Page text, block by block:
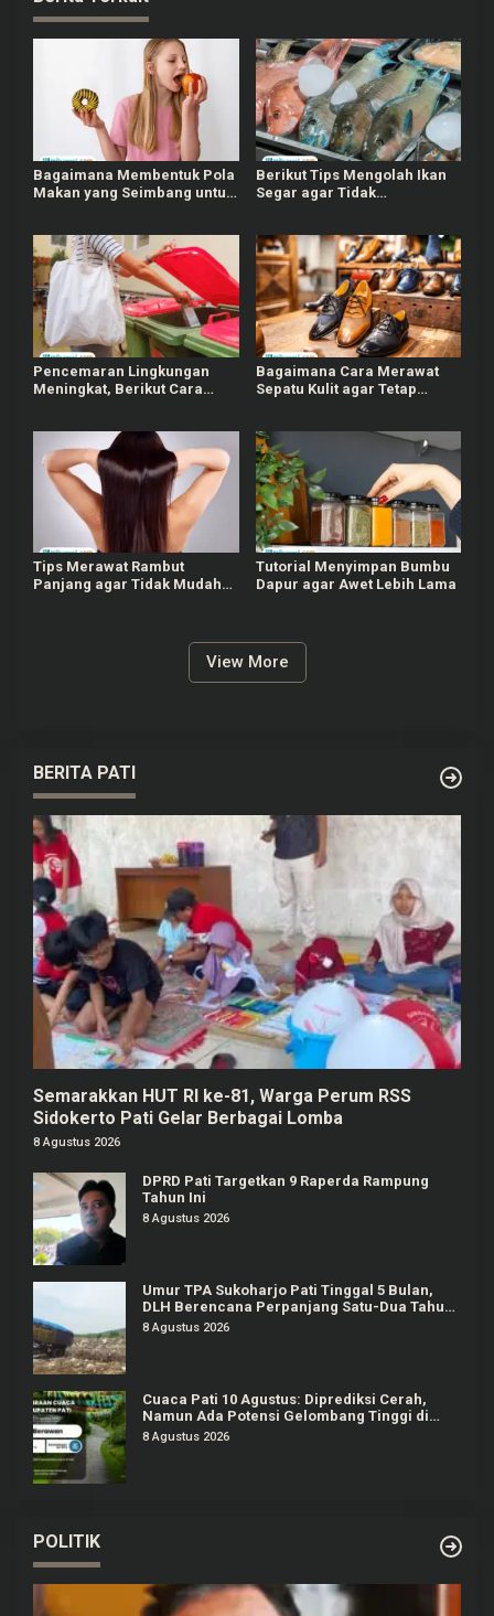
Bagaimana Membentuk Pola
Makan yang Seimbang untuk
Berikut Tips Mengolah Ikan
Segar agar Tidak
Pencemaran Lingkungan
Meningkat, Berikut Cara
Bagaimana Cara Merawat
Sepatu Kulit agar Tetap
Tips Merawat Rambut
Panjang agar Tidak Mudah
Tutorial Menyimpan Bumbu
Dapur agar Awet Lebih Lama
View More
BERITA PATI
Semarakkan HUT RI ke-81, Warga Perum RSS
Sidokerto Pati Gelar Berbagai Lomba
8 Agustus 2026
DPRD Pati Targetkan 9 Raperda Rampung
Tahun Ini
8 Agustus 2026
Umur TPA Sukoharjo Pati Tinggal 5 Bulan,
DLH Berencana Perpanjang Satu-Dua Tahun
Lagi
8 Agustus 2026
Cuaca Pati 10 Agustus: Diprediksi Cerah,
Namun Ada Potensi Gelombang Tinggi di
Perairan Jateng
8 Agustus 2026
POLITIK